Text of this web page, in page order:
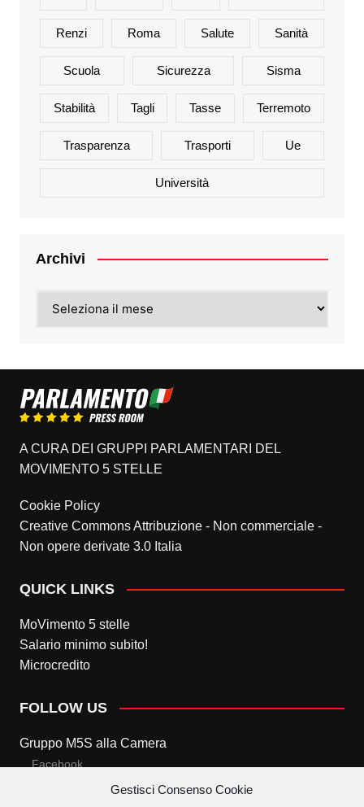
Gestisci Consenso Cookie
Renzi Roma Salute Sanità
Scuola Sicurezza Sisma
Stabilità Tagli Tasse Terremoto
Trasparenza Trasporti Ue
Università
Archivi
A CURA DEI GRUPPI PARLAMENTARI DEL
MOVIMENTO 5 STELLE
Cookie Policy
Creative Commons Attribuzione - Non commerciale -
Non opere derivate 3.0 Italia
QUICK LINKS
MoVimento 5 stelle
Salario minimo subito!
Microcredito
FOLLOW US
Gruppo M5S alla Camera
Facebook